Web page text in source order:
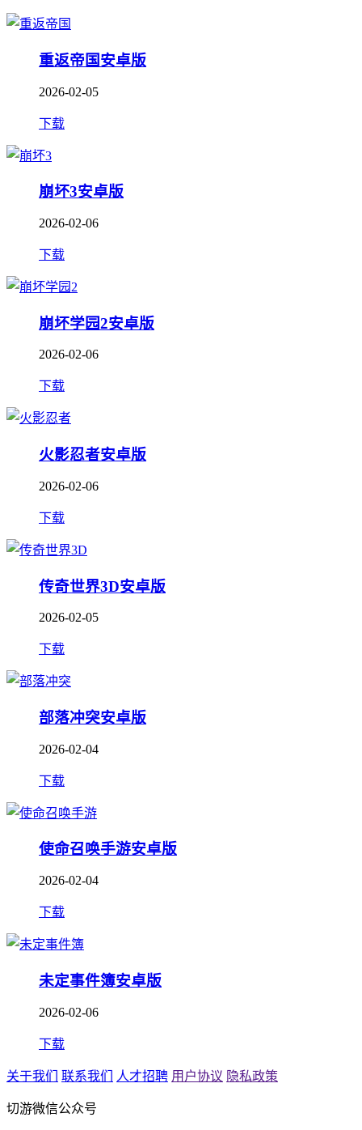
重返帝国安卓版
2026-02-05
下载
崩坏3安卓版
2026-02-06
下载
崩坏学园2安卓版
2026-02-06
下载
火影忍者安卓版
2026-02-06
下载
传奇世界3D安卓版
2026-02-05
下载
部落冲突安卓版
2026-02-04
下载
使命召唤手游安卓版
2026-02-04
下载
未定事件簿安卓版
2026-02-06
下载
关于我们 联系我们 人才招聘 用户协议 隐私政策
切游微信公众号